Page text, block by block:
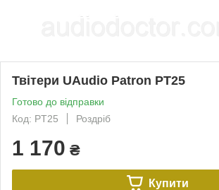
Твітери UAudio Patron PT25
Готово до відправки
Код: PT25
Роздріб
1 170 ₴
Купити